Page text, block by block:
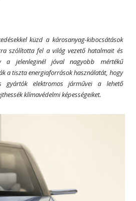
küzd a károsanyag-kibocsátások
szólította fel a világ vezető hatalmait és
a jelenleginél jóval nagyobb mértékű
a tiszta energiaforrások használatát, hogy
elektromos járművei a lehető
klímavédelmi képességeiket.